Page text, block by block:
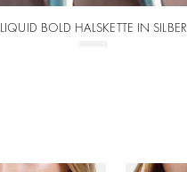
LIQUID BOLD HALSKETTE IN SILBER